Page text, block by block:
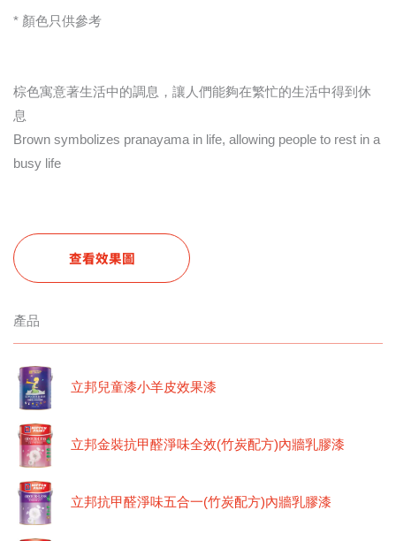
* 顏色只供參考
棕色寓意著生活中的調息，讓人們能夠在繁忙的生活中得到休
息
Brown symbolizes pranayama in life, allowing people to rest in a
busy life
查看效果圖
產品
立邦兒童漆小羊皮效果漆
立邦金裝抗甲醛淨味全效(竹炭配方)內牆乳膠漆
立邦抗甲醛淨味五合一(竹炭配方)內牆乳膠漆